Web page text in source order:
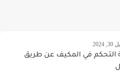
في المكيف عن طريق